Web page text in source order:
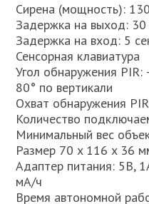
Сирена (мощность):
Задержка на выход: 30
Задержка на вход: 5
Сенсорная клавиатура
Угол обнаружения
80° по вертикали
Охват обнаружения
Количество
Минимальный вес
Размер 70 x 116 x 36
Адаптер питания: 5В,
мА/ч
Время автономной